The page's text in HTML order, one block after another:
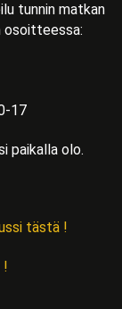
tunnin matkan
osoitteessa:
17
paikalla olo.
tästä !
!